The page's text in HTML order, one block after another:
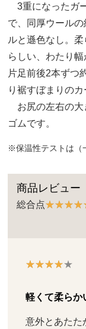
3重になったガ
で、同厚ウール
ルと遜色なし。
らしい、わたり
片足前後2本ずつ
り裾すぼまりの
お尻の左右の大
ゴムです。
※保温性テストは（
商品レビュー
総合点
軽くて柔らか
意外とあたた